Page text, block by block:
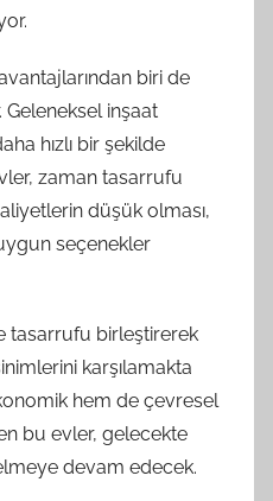
biri de
Geleneksel inşaat
hızlı bir şekilde
zaman tasarrufu
düşük olması,
seçenekler
tasarrufu birleştirerek
karşılamakta
hem de çevresel
bu evler, gelecekte
devam edecek.